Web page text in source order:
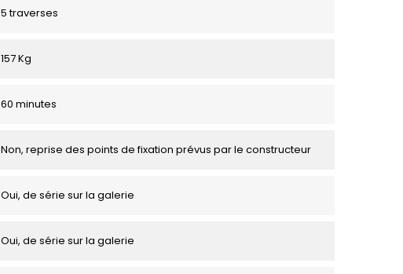
5 traverses
157 Kg
60 minutes
Non, reprise des points de fixation prévus par le constructeur
Oui, de série sur la galerie
Oui, de série sur la galerie